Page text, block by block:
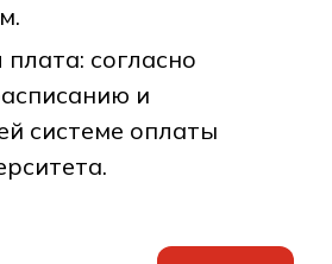
согласно
и
системе оплаты